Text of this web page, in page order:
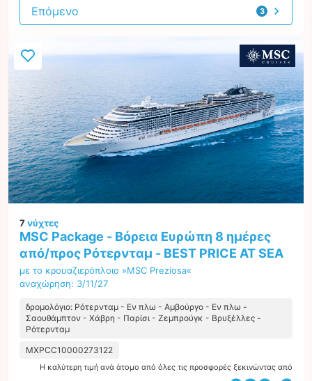
3
προτάσεις
Επόμενο
7νύχτες
MSC Package - Βόρεια Ευρώπη 8 ημέρες
από/προς Ρότερνταμ - BEST PRICE AT SEA
με το κρουαζιερόπλοιο »MSC Preziosa«
αναχώρηση: 3/11/27
δρομολόγιο: Ρότερνταμ - Εν πλω - Αμβούργο - Εν πλω -
Σαουθάμπτον - Χάβρη - Παρίσι - Ζεμπρούγκ - Βρυξέλλες -
Ρότερνταμ
MXPCC10000273122
Η καλύτερη τιμή ανά άτομο από όλες τις προσφορές ξεκινώντας από